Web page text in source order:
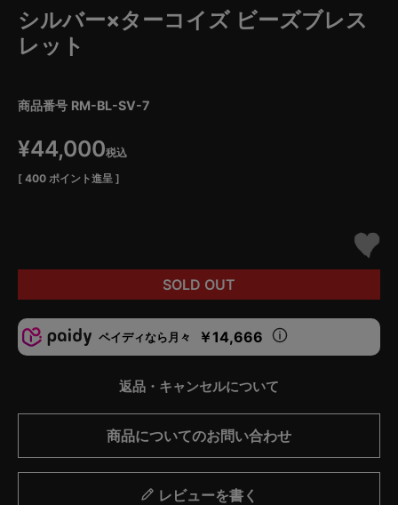
シルバー×ターコイズ ビーズブレス
レット
商品番号 RM-BL-SV-7
¥44,000税込
[ 400 ポイント進呈 ]
SOLD OUT
ペイディなら月々 ￥14,666
返品・キャンセルについて
商品についてのお問い合わせ
レビューを書く